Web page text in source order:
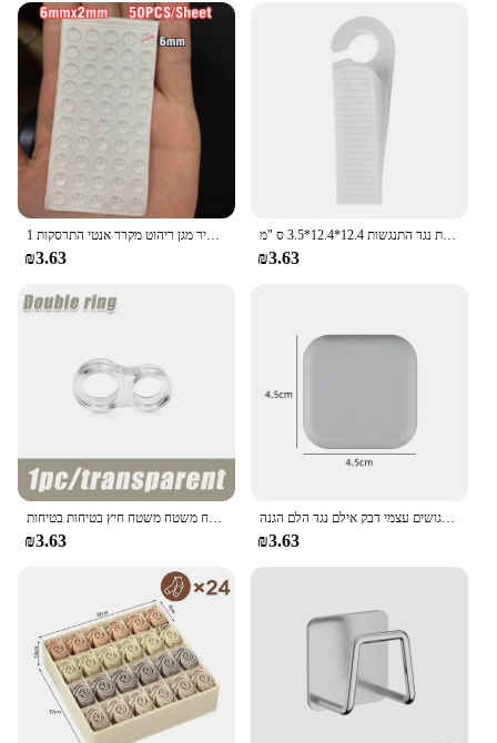
1 גיליון עצמי דבק חיץ רפידות סיליקון דלת פקק ארון פגושים קיר מגן ריהוט מקרר אנטי התרסקות Pad
₪3.63
פקק דלת סיליקון דבק עצמי חזק קיר יניקה מגינים מוסתרים אילמת נגד התנגשות 12.4*12.4*3.5 ס "מ
₪3.63
דלת תחנת כיבוי בטיחות אספקה דלת סיליקון שקוף ידית דלת קיר משטח משטח משטח משטח משטח משטח חיץ בטיחות בטיחות
₪3.63
דלת פקק סיליקון ידית פגושים עצמי דבק אילם נגד הלם הגנה Porte Pad שיפור בית מגן Pad
₪3.63